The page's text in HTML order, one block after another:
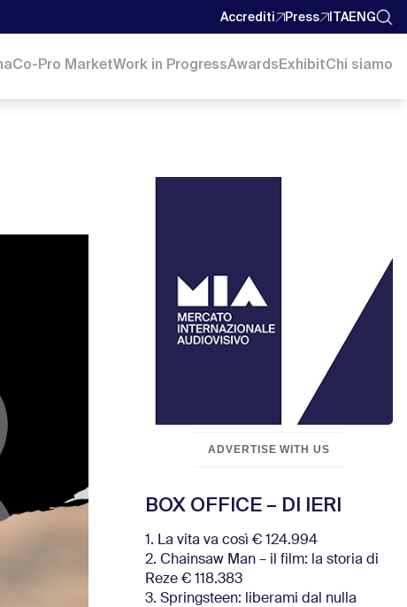
Accrediti Press ITAENG
Co-Pro MarketWork in ProgressAwardsExhibitChi siamo
ADVERTISE WITH US
BOX OFFICE – DI IERI
1. La vita va così € 124.994
2. Chainsaw Man – il film: la storia di
Reze € 118.383
3. Springsteen: liberami dal nulla